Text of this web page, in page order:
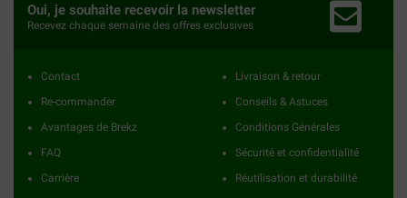
Oui, je souhaite recevoir la newsletter
Recevez chaque semaine des offres exclusives
Contact
Re-commander
Avantages de Brekz
FAQ
Carrière
Livraison & retour
Conseils & Astuces
Conditions Générales
Sécurité et confidentialité
Réutilisation et durabilité